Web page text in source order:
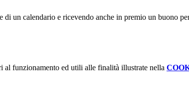
un calendario e ricevendo anche in premio un buono
al funzionamento ed utili alle finalità illustrate nella